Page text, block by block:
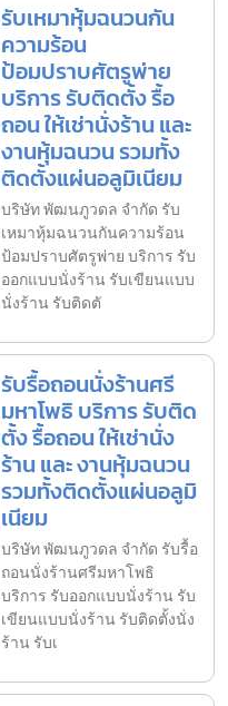
รับเหมาหุ้มฉนวนกัน
ความร้อน
ป้อมปราบศัตรูพ่าย
บริการ รับติดตั้ง รื้อ
ถอน ให้เช่านั่งร้าน และ
งานหุ้มฉนวน รวมทั้ง
ติดตั้งแผ่นอลูมิเนียม
บริษัท พัฒนภูวดล จำกัด รับ
เหมาหุ้มฉนวนกันความร้อน
ป้อมปราบศัตรูพ่าย บริการ รับ
ออกแบบนั่งร้าน รับเขียนแบบ
นั่งร้าน รับติดตั
รับรื้อถอนนั่งร้านศรี
มหาโพธิ บริการ รับติด
ตั้ง รื้อถอน ให้เช่านั่ง
ร้าน และ งานหุ้มฉนวน
รวมทั้งติดตั้งแผ่นอลูมิ
เนียม
บริษัท พัฒนภูวดล จำกัด รับรื้อ
ถอนนั่งร้านศรีมหาโพธิ
บริการ รับออกแบบนั่งร้าน รับ
เขียนแบบนั่งร้าน รับติดตั้งนั่ง
ร้าน รับเ